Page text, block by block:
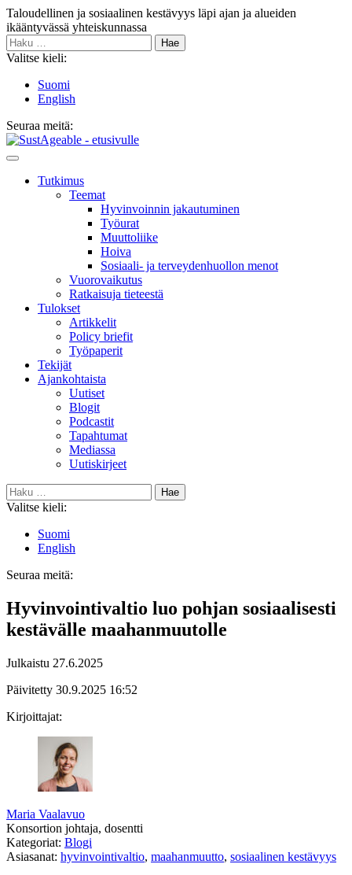
Siirry
sisältöön
Taloudellinen ja sosiaalinen kestävyys läpi ajan ja alueiden
ikääntyvässä yhteiskunnassa
Haku:
Valitse kieli:
Suomi
English
Seuraa meitä:
Bluesky
Main
Tutkimus
Teemat
Hyvinvoin­nin jakautuminen
Työurat
Muutto­liike
Hoiva
Sosiaali- ja terveyden­huollon menot
Vuorovaikutus
Ratkaisuja tieteestä
Tulokset
Artikkelit
Policy briefit
Työpaperit
Tekijät
Ajankohtaista
Uutiset
Blogit
Podcastit
Tapahtumat
Mediassa
Uutiskirjeet
Haku:
Valitse kieli:
Suomi
English
Seuraa meitä:
Hyvinvointivaltio luo pohjan sosiaalisesti
kestävälle maahanmuutolle
Julkaistu 27.6.2025
Päivitetty 30.9.2025 16:52
Kirjoittajat:
Maria Vaalavuo
Konsortion johtaja, dosentti
Kategoriat: Blogi
Asiasanat: hyvinvointivaltio, maahanmuutto, sosiaalinen kestävyys